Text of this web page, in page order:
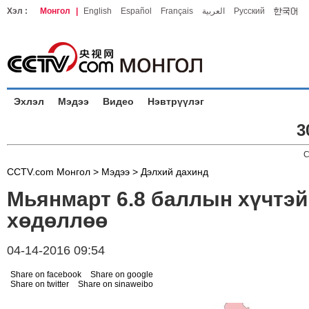
Хэл : Монгол English Español Français العربية Русский
Эхлэл Мэдээ Видео Нэвтрүүлэг
CCTV.com Монгол > Мэдээ > Дэлхий дахинд
Мьянмарт 6.8 баллын хүчтэй
хөдөллөө
04-14-2016 09:54
Share on facebook
Share on google
Share on twitter
Share on sinaweibo